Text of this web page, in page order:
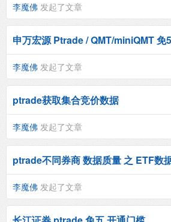
李魔佛 发起了文章
申万宏源 Ptrade / QMT/miniQMT 免
李魔佛 发起了文章
ptrade获取集合竞价数据
李魔佛 发起了文章
ptrade不同券商 数据质量 之 ETF数
李魔佛 发起了文章